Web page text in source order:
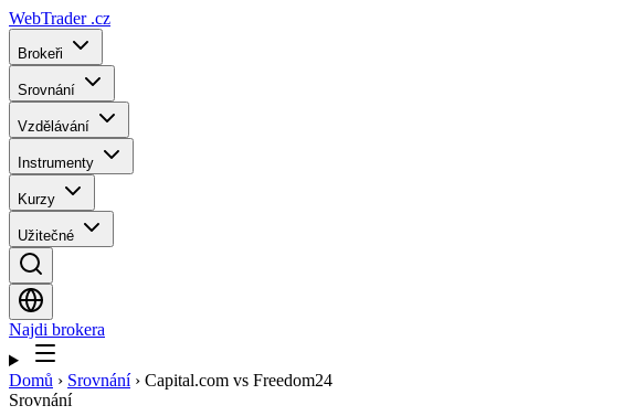
WebTrader .cz
Brokeři
Srovnání
Vzdělávání
Instrumenty
Kurzy
Užitečné
Najdi brokera
Domů › Srovnání › Capital.com vs Freedom24
Srovnání